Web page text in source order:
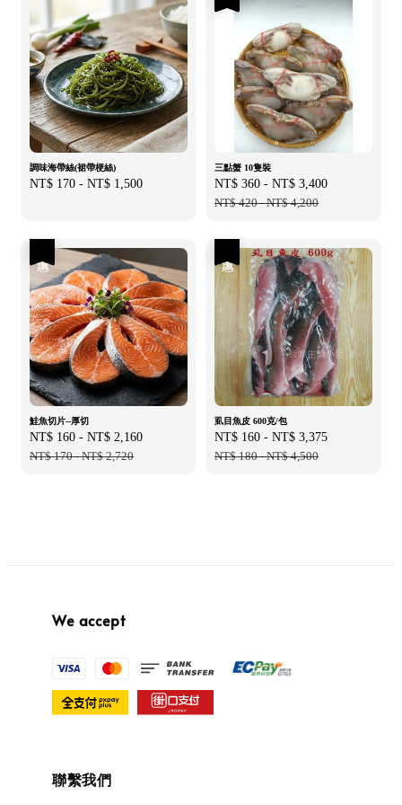
調味海帶絲(裙帶梗絲)
Regular
NT$ 170 - NT$ 1,500
三點蟹 10隻裝
Sale
price
NT$ 360 - NT$ 3,400
NT$ 420-NT$ 4,200
鮭魚切片--厚切
Sale
price
NT$ 160 - NT$ 2,160
NT$ 170-NT$ 2,720
虱目魚皮 600克/包
Sale
price
NT$ 160 - NT$ 3,375
NT$ 180-NT$ 4,500
We accept
聯繫我們